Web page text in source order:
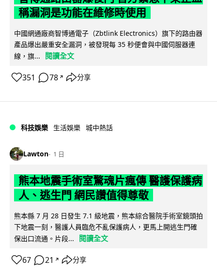
稱漏洞是功能在維修時使用
中國網通廠商智博通電子（Zbtlink Electronics）旗下的路由器
產品爆出嚴重安全漏洞，被發現每 35 秒便會與中國伺服器連
線，旗...
閱讀全文
351 78 ↗ 分享
科技娛樂 生活娛樂 城中熱話
Lawton 1 日
熊本地震手術室驚魂片瘋傳 醫護保護病
人、逃生門 網民讚值得尊敬
熊本縣 7 月 28 日發生 7.1 級地震，熊本綜合醫院手術室鏡頭拍
下地震一刻，醫護人員臨危不亂保護病人，更馬上開逃生門確
保出口流通。片段...
閱讀全文
67 21 ↗ 分享